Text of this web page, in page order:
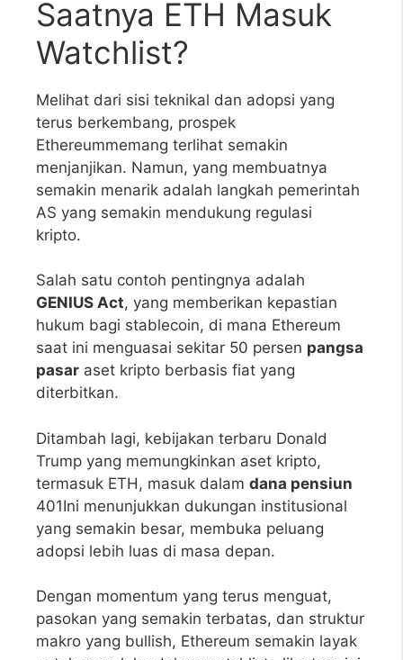
Saatnya ETH Masuk
Watchlist?
Melihat dari sisi teknikal dan adopsi yang
terus berkembang, prospek
Ethereummemang terlihat semakin
menjanjikan. Namun, yang membuatnya
semakin menarik adalah langkah pemerintah
AS yang semakin mendukung regulasi
kripto.
Salah satu contoh pentingnya adalah
GENIUS Act, yang memberikan kepastian
hukum bagi stablecoin, di mana Ethereum
saat ini menguasai sekitar 50 persen pangsa
pasar aset kripto berbasis fiat yang
diterbitkan.
Ditambah lagi, kebijakan terbaru Donald
Trump yang memungkinkan aset kripto,
termasuk ETH, masuk dalam dana pensiun
401Ini menunjukkan dukungan institusional
yang semakin besar, membuka peluang
adopsi lebih luas di masa depan.
Dengan momentum yang terus menguat,
pasokan yang semakin terbatas, dan struktur
makro yang bullish, Ethereum semakin layak